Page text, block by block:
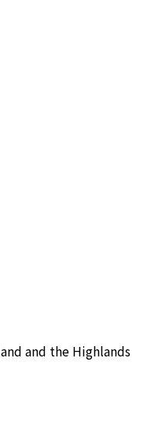
and the Highlands